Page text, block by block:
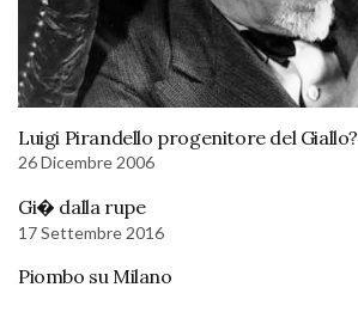
Luigi Pirandello progenitore del Giallo?
26 Dicembre 2006
Gi� dalla rupe
17 Settembre 2016
Piombo su Milano